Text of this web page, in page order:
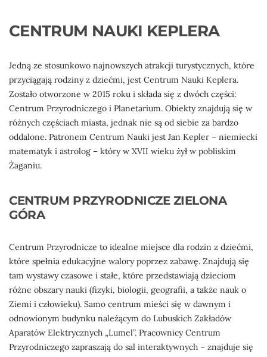
CENTRUM NAUKI KEPLERA
Jedną ze stosunkowo najnowszych atrakcji turystycznych, które
przyciągają rodziny z dziećmi, jest Centrum Nauki Keplera.
Zostało otworzone w 2015 roku i składa się z dwóch części:
Centrum Przyrodniczego i Planetarium. Obiekty znajdują się w
różnych częściach miasta, jednak nie są od siebie za bardzo
oddalone. Patronem Centrum Nauki jest Jan Kepler – niemiecki
matematyk i astrolog – który w XVII wieku żył w pobliskim
Żaganiu.
CENTRUM PRZYRODNICZE ZIELONA
GÓRA
Centrum Przyrodnicze to idealne miejsce dla rodzin z dziećmi,
które spełnia edukacyjne walory poprzez zabawę. Znajdują się
tam wystawy czasowe i stałe, które przedstawiają dzieciom
różne obszary nauki (fizyki, biologii, geografii, a także nauk o
Ziemi i człowieku). Samo centrum mieści się w dawnym i
odnowionym budynku należącym do Lubuskich Zakładów
Aparatów Elektrycznych „Lumel”. Pracownicy Centrum
Przyrodniczego zapraszają do sal interaktywnych – znajduje się